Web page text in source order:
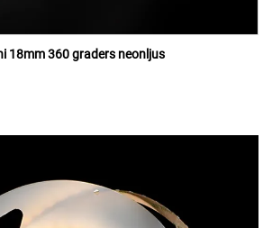
18mm 360 graders neonljus